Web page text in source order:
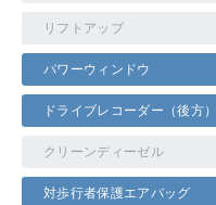
リフトアップ
パワーウィンドウ
ドライブレコーダー（後方）
クリーンディーゼル
対歩行者保護エアバッグ